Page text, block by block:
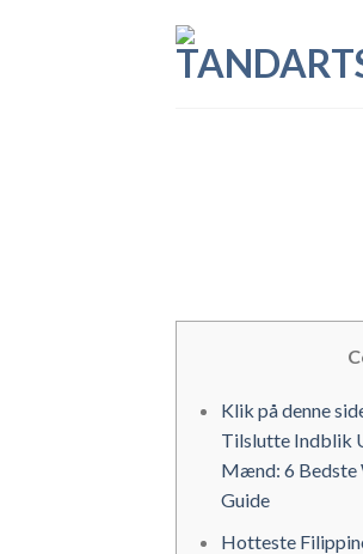
Klik på denne
Tilslutte Indblik
Mænd: 6 Bedste
Guide
Hotteste